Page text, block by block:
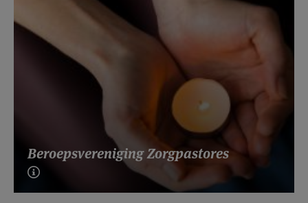
Beroepsvereniging Zorgpastores